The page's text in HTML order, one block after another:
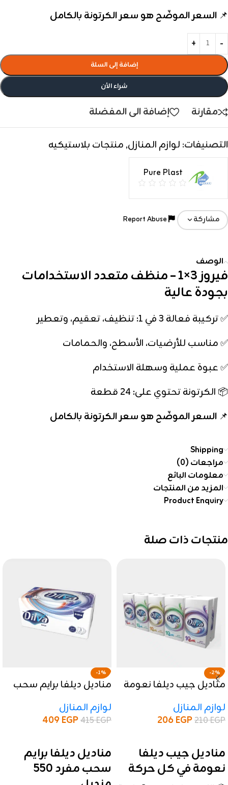
📌 السعر الموضّح هو سعر الكرتونة بالكامل
إضافة إلى السلة
شراء الأن
مقارنة إضافة الى المفضلة
التصنيفات: لوازم المنازل, منتجات بلاستيكيه
Pure Plast
مشاركة
الوصف
فيروز 3×1 – منظف متعدد الاستخدامات
بجودة عالية
✅ تركيبة فعالة 3 في 1: تنظيف، تعقيم، وتعطير
✅ مناسب للأرضيات، الأسطح، والحمامات
✅ عبوة عملية وسهلة الاستخدام
📦 الكرتونة تحتوي على: 24 قطعة
📌 السعر الموضّح هو سعر الكرتونة بالكامل
Shipping
مراجعات (0)
معلومات البائع
المزيد من المنتجات
Product Enquiry
منتجات ذات صلة
-2%
مناديل جيب ديلفا نعومة
لوازم المنازل
210EGP
206EGP
مناديل جيب ديلفا
نعومة في كل حركة
-1%
مناديل ديلفا برايم سحب
لوازم المنازل
415EGP
409EGP
مناديل ديلفا برايم
سحب مفرد 550